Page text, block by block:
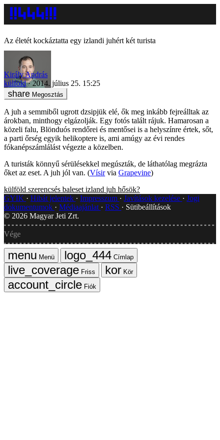
Az életét kockáztatta egy izlandi juhért két turista
Király András
külföld
2014. július 25. 15:25
Megosztás
A juh a semmiből ugrott dzsipjük elé, ők meg inkább fejreálltak az
árokban, minthogy elgázolják. Egy fotós talált rájuk. Hamarosan a
közeli falu, Blönduós rendőrei és mentősei is a helyszínre értek, sőt,
a parti őrség egyik helikoptere is, ami amúgy az évi rendes
fókanépszámlálást végezte a közelben.
A turisták könnyű sérülésekkel megúszták, de láthatólag megrázta
őket az eset. A juh jól van. (Vísirvia Grapevine)
külföld szerencsés baleset izland juh hősök?
GYIK
Hibát jelentek Impresszum Javítások kezelése
Jogi
dokumentumok
Médiaajánlat RSS
Sütibeállítások
© 2026 Magyar Jeti Zrt.
Vége
Menü
Címlap
Friss
Kör
Fiók